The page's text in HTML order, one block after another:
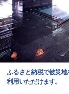
ふるさと納税で被災
利用いただけます。